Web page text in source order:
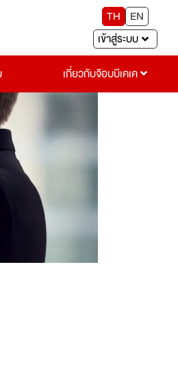
TH
EN
เข้าสู่ระบบ
เกี่ยวกับจ๊อบบีเคเค